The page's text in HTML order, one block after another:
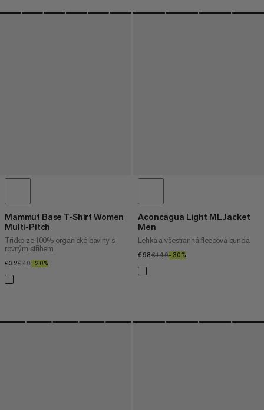
Mammut Base T-Shirt Women
Multi-Pitch
Tričko ze 100% organické bavlny s
rovným střihem
€32€32
€40€40
–20%
Aconcagua Light ML Jacket
Men
Lehká a všestranná fleecová bunda
€98€98
€140€140
–30%